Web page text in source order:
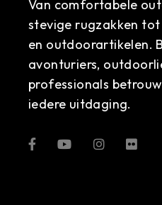
Van comfortabele
stevige rugzakken
en outdoorartikelen.
avonturiers,
professionals
iedere uitdaging.